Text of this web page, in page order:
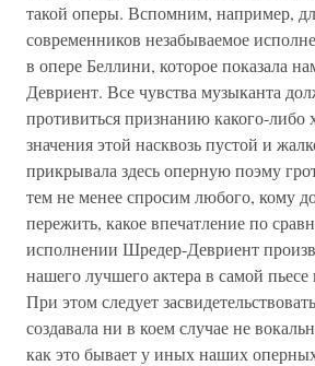
такой оперы. Вспомним, например,
современников незабываемое
в опере Беллини, которое показала
Девриент. Все чувства музыканта
противиться признанию какого-либо
значения этой насквозь пустой и
прикрывала здесь оперную поэму
тем не менее спросим любого, кому
пережить, какое впечатление по
исполнении Шредер-Девриент
нашего лучшего актера в самой пьесе
При этом следует
создавала ни в коем случае не
как это бывает у иных наших